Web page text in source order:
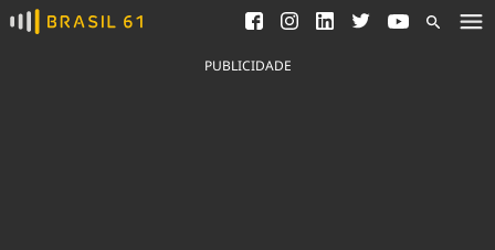
Ver todas as notícias
Saneamento
Indicadores
PUBLICIDADE